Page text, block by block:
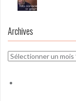
Archives
Archives